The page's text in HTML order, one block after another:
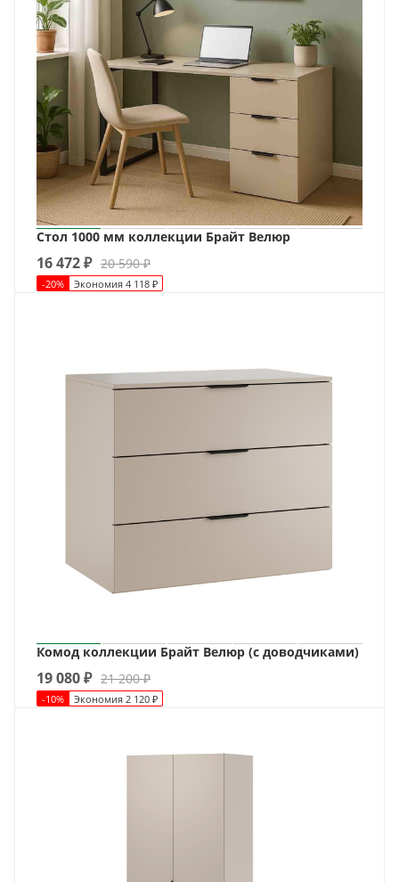
Стол 1000 мм коллекции Брайт Велюр
16 472₽ 20 590₽
-20% Экономия 4 118 ₽
Комод коллекции Брайт Велюр (с доводчиками)
19 080₽ 21 200₽
-10% Экономия 2 120 ₽